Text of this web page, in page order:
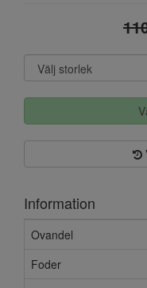
Information
Ovandel
Foder